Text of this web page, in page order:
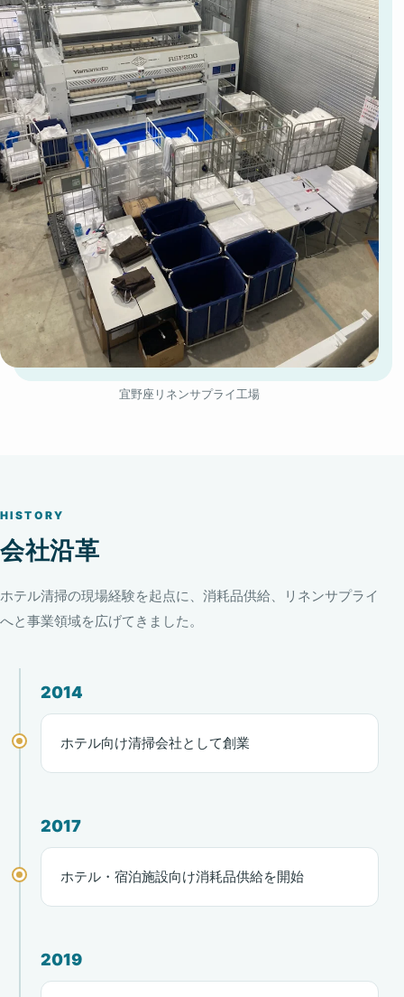
宜野座リネンサプライ工場
HISTORY
会社沿革
ホテル清掃の現場経験を起点に、消耗品供給、リネンサプライ
へと事業領域を広げてきました。
2014
ホテル向け清掃会社として創業
2017
ホテル・宿泊施設向け消耗品供給を開始
2019